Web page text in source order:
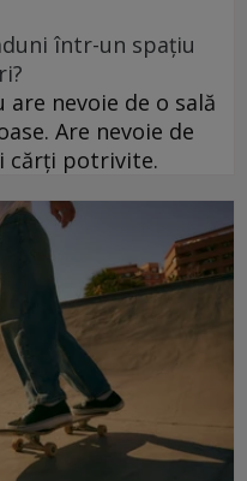
într-un spațiu
nevoie de o sală
Are nevoie de
cărți potrivite.